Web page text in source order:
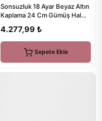
Sonsuzluk 18 Ayar Beyaz Altın
Kaplama 24 Cm Gümüş Hal
4.277,99 ₺
Sepete Ekle